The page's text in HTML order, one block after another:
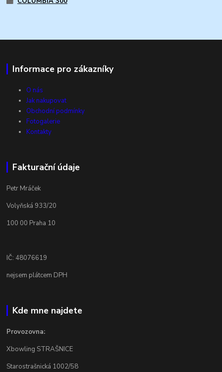
Informace pro zákazníky
O nás
Jak nakupovat
Obchodní podmínky
Fotogalerie
Kontakty
Fakturační údaje
Petr Mráček
Volyňská 933/20
100 00 Praha 10
IČ: 48076619
nejsem plátcem DPH
Kde mne najdete
Provozovna:
Xbowling STRAŠNICE
Starostrašnická 1002/58